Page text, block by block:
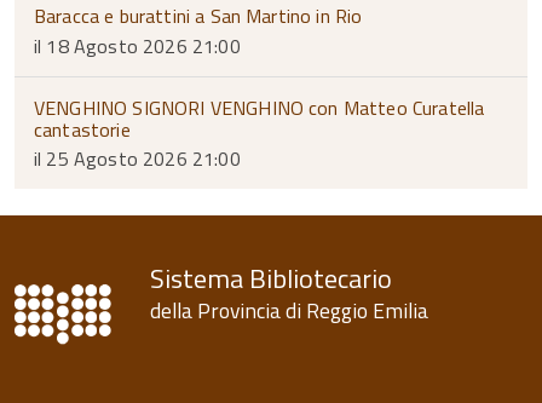
Baracca e burattini a San Martino in Rio
il 18 Agosto 2026 21:00
VENGHINO SIGNORI VENGHINO con Matteo Curatella
cantastorie
il 25 Agosto 2026 21:00
Sistema Bibliotecario
della Provincia di Reggio Emilia